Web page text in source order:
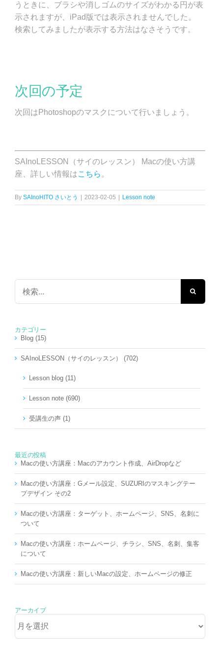
うときに、ブラシや消しゴムのサイズがわかる円が表
示されますが、iPad版では表示されませんでした。
検索してみましたが表示する方法はなさそうです。
次回の予定
次回はPhotoshopのマスクについて行いましょう。
SAInoLESSON（サイのレッスン） Macの使い方講
座、詳しい情報はこちら 。
By SAInoHITO さいとう | 2023-02-05 | Lesson note
検
…
カテゴリー
Blog (15)
SAInoLESSON（サイのレッスン） (702)
Lesson blog (11)
Lesson note (690)
受講生の声 (1)
最近の投稿
Macの使い方講座：Macのアカウント作成、AirDropなど
Macの使い方講座：Gメール設定、SUZURIのマスキングテー
プデザイン その2
Macの使い方講座：ターゲット、ホームページ、SNS、名刺に
ついて
Macの使い方講座：ホームページ、チラシ、SNS、名刺、集客
について
Macの使い方講座：新しいMacの設定、ホームページの修正
アーカイブ
ー
カ